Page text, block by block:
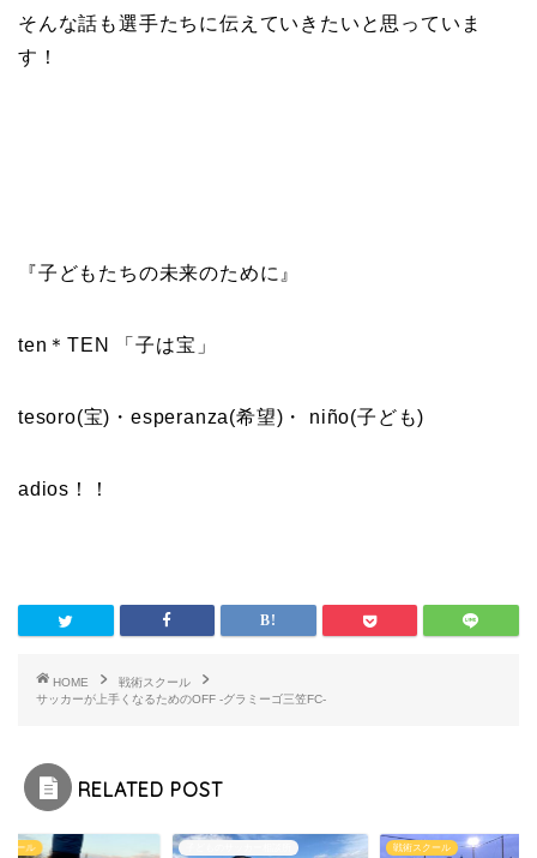
そんな話も選手たちに伝えていきたいと思っていま
す！
『子どもたちの未来のために』
ten＊TEN 「子は宝」
tesoro(宝)・esperanza(希望)・ niño(子ども)
adios！！
HOME
戦術スクール
サッカーが上手くなるためのOFF -グラミーゴ三笠FC-
RELATED POST
クール 戦術スクール